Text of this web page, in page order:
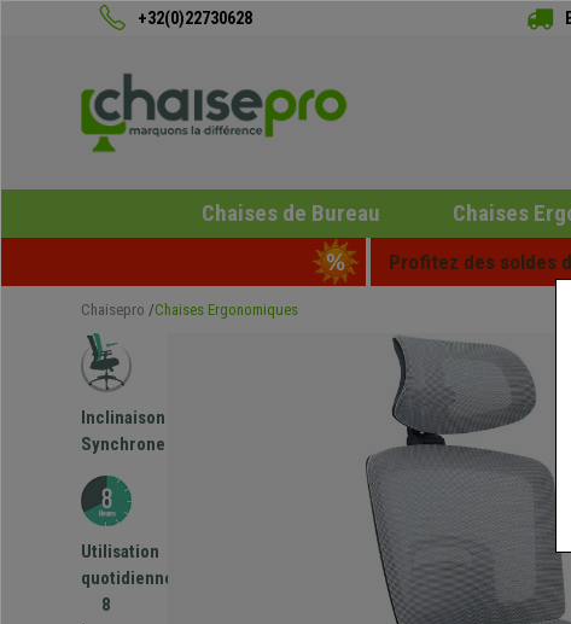
+32(0)22730628
Chaises de Bureau Chaises
Profitez des soldes
Chaisepro Chaises Ergonomiques
Inclinaison
Synchrone
Utilisation
quotidienne
8